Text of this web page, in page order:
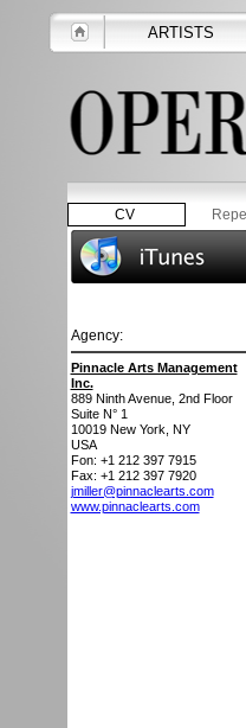
ARTISTS
CV
Agency:
Pinnacle Arts Management
Inc.
889 Ninth Avenue, 2nd Floor
Suite N° 1
10019 New York, NY
USA
Fon: +1 212 397 7915
Fax: +1 212 397 7920
jmiller@pinnaclearts.com
www.pinnaclearts.com